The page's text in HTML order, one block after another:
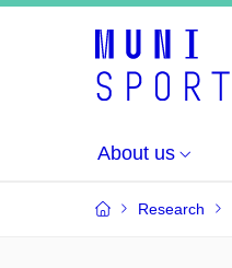
About us
Research